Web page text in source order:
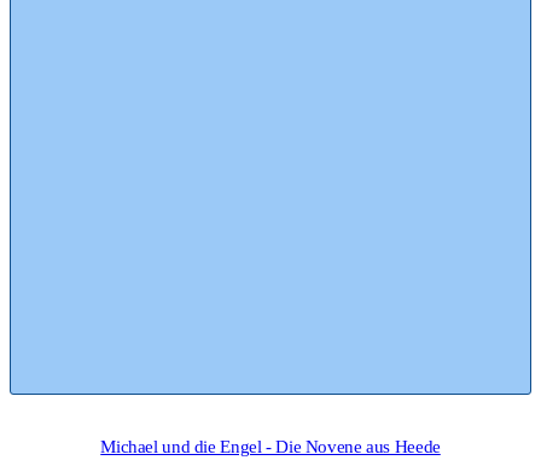
Michael und die Engel - Die Novene aus Heede